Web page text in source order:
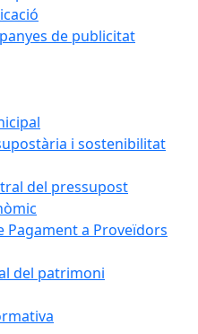
de publicitat
i sostenibilitat
del pressupost
Pagament a Proveïdors
del patrimoni